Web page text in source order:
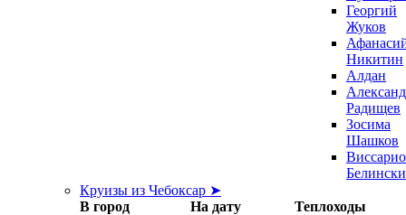
Георгий
Жуков
Никитин
Алдан
Радищев
Зосима
Шашков
Круизы из Чебоксар ➤
В город
На дату Теплоходы